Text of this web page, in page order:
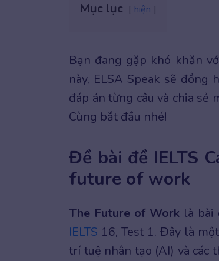
Mục lục hiện
Bạn đang gặp khó khăn
này, ELSA Speak sẽ
đáp án từng câu và chia sẻ
Cùng bắt đầu nhé!
Đề bài đề IELTS
future of work
The Future of Worklà bài
IELTS 16, Test 1. Đây là
trí tuệ nhân tạo (AI) và các